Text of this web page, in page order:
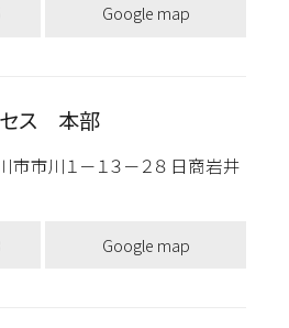
Google map
ス 本部
市市川１－１３－２８ 日商岩井
Google map